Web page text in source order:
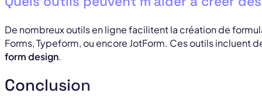
De nombreux outils en ligne facilitent la création de
Forms, Typeform, ou encore JotForm. Ces outils incluent
form design.
Conclusion